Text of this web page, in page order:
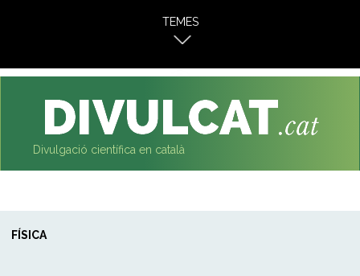
TEMES
Divulgació científica en català
FÍSICA